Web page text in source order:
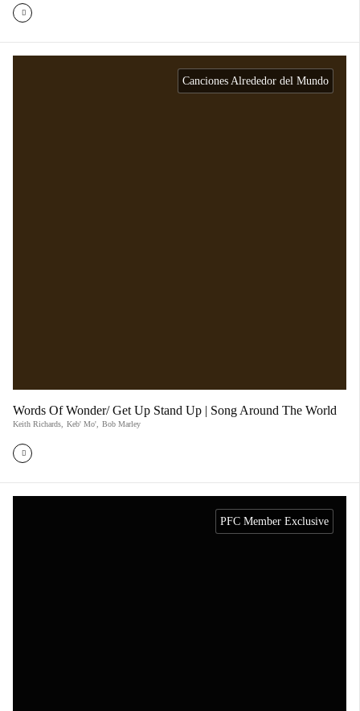
Canciones Alrededor del Mundo
Words Of Wonder/ Get Up Stand Up | Song Around The World
Keith Richards Keb' Mo' Bob Marley
PFC Member Exclusive